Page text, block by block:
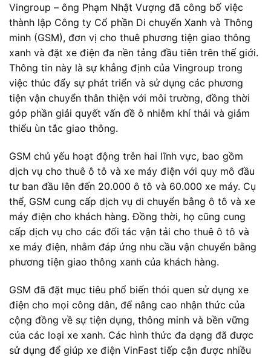
Vingroup – ông Phạm Nhật Vượng đã công bố việc
thành lập Công ty Cổ phần Di chuyển Xanh và Thông
minh (GSM), đơn vị cho thuê phương tiện giao thông
xanh và đặt xe điện đa nền tảng đầu tiên trên thế giới.
Thông tin này là sự khẳng định của Vingroup trong
việc thúc đẩy sự phát triển và sử dụng các phương
tiện vận chuyển thân thiện với môi trường, đồng thời
góp phần giải quyết vấn đề ô nhiễm khí thải và giảm
thiểu ùn tắc giao thông.
GSM chủ yếu hoạt động trên hai lĩnh vực, bao gồm
dịch vụ cho thuê ô tô và xe máy điện với quy mô đầu
tư ban đầu lên đến 20.000 ô tô và 60.000 xe máy. Cụ
thể, GSM cung cấp dịch vụ di chuyển bằng ô tô và xe
máy điện cho khách hàng. Đồng thời, họ cũng cung
cấp dịch vụ cho các đối tác vận tải cho thuê ô tô và
xe máy điện, nhằm đáp ứng nhu cầu vận chuyển bằng
phương tiện giao thông xanh của khách hàng.
GSM đã đặt mục tiêu phổ biến thói quen sử dụng xe
điện cho mọi công dân, để nâng cao nhận thức của
cộng đồng về sự tiện dụng, thông minh và bền vững
của các loại xe xanh. Các hình thức đa dạng đã được
sử dụng để giúp xe điện VinFast tiếp cận được nhiều